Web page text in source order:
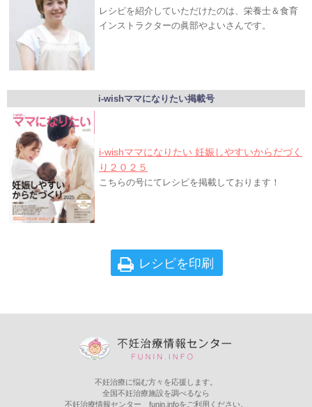
レシピを紹介していただけたのは、栄養士＆食育
インストラクターの眞部やよいさんです。
i-wishママになりたい掲載号
i-wishママになりたい 妊娠しやすいからだづく
り２０２５
こちらの号にてレシピを掲載しております！
レシピを印刷
不妊治療に悩む方々を応援します。
全国不妊治療施設を調べるなら
不妊治療情報センター funin.infoをご利用ください。